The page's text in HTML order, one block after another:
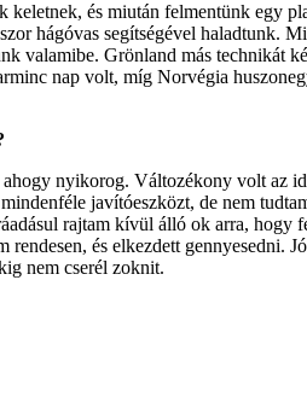
és miután felmentünk egy
hágóvas segítségével
valamibe. Grönland más technikát
nap volt, míg Norvégia
nyikorog. Változékony volt
javítóeszközt, de nem
rajtam kívül álló ok arra, hogy
és elkezdett gennyesedni.
nem cserél zoknit.